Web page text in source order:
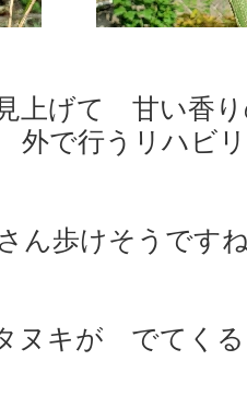
上げて 甘い香
外で行うリハ
歩けそうですね
ヌキが でてく